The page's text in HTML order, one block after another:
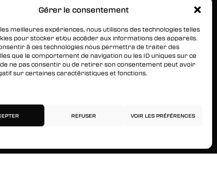
Gérer le consentement
meilleures expériences, nous utilisons des technologies telles
pour stocker et/ou accéder aux informations des appareils.
à ces technologies nous permettra de traiter des
que le comportement de navigation ou les ID uniques sur ce
ne pas consentir ou de retirer son consentement peut avoir
sur certaines caractéristiques et fonctions.
REFUSER VOIR LES PRÉFÉRENCES
RESTEZ INFORMÉS
vous à notre newsletter pour être les
à être informés des nouveaux arrivages, des
du contenu exclusif, des événements et plus
!